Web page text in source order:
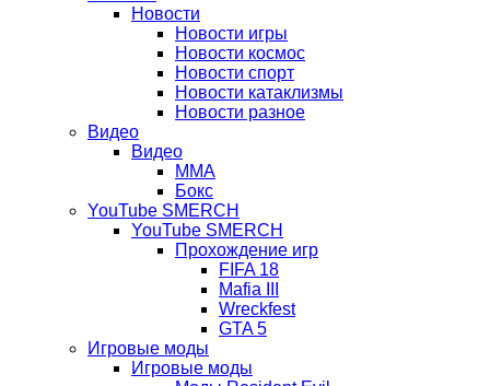
Новости
Новости игры
Новости космос
Новости спорт
Новости катаклизмы
Новости разное
Видео
Видео
ММА
Бокс
YouTube SMERCH
YouTube SMERCH
Прохождение игр
FIFA 18
Mafia III
Wreckfest
GTA 5
Игровые моды
Игровые моды